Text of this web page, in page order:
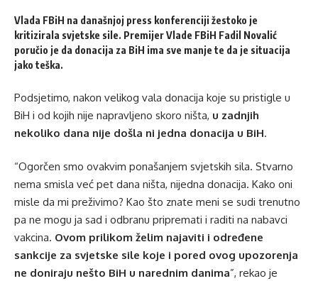
Vlada FBiH na današnjoj press konferenciji žestoko je
kritizirala svjetske sile. Premijer Vlade FBiH Fadil Novalić
poručio je da donacija za BiH ima sve manje te da je situacija
jako teška.
Podsjetimo, nakon velikog vala donacija koje su pristigle u
BiH i od kojih nije napravljeno skoro ništa, u zadnjih
nekoliko dana nije došla ni jedna donacija u BiH.
“Ogorčen smo ovakvim ponašanjem svjetskih sila. Stvarno
nema smisla već pet dana ništa, nijedna donacija. Kako oni
misle da mi preživimo? Kao što znate meni se sudi trenutno
pa ne mogu ja sad i odbranu pripremati i raditi na nabavci
vakcina. Ovom prilikom želim najaviti i određene
sankcije za svjetske sile koje i pored ovog upozorenja
ne doniraju nešto BiH u narednim danima”, rekao je